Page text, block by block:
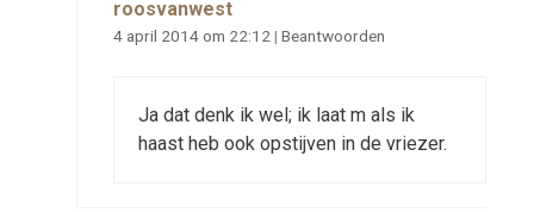
roosvanwest
4 april 2014 om 22:12 | Beantwoorden
Ja dat denk ik wel; ik laat m als ik
haast heb ook opstijven in de vriezer.